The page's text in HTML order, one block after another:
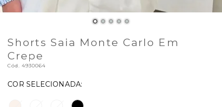
Shorts Saia Monte Carlo Em
Crepe
Cód. 4930064